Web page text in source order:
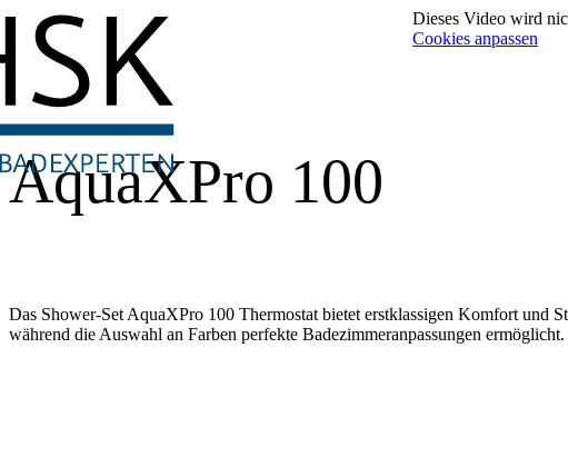
Dieses Video wird
Cookies anpassen
AquaXPro 100
Das Shower-Set AquaXPro 100 Thermostat bietet erstklassigen Komfort und
während die Auswahl an Farben perfekte Badezimmeranpassungen ermöglicht.